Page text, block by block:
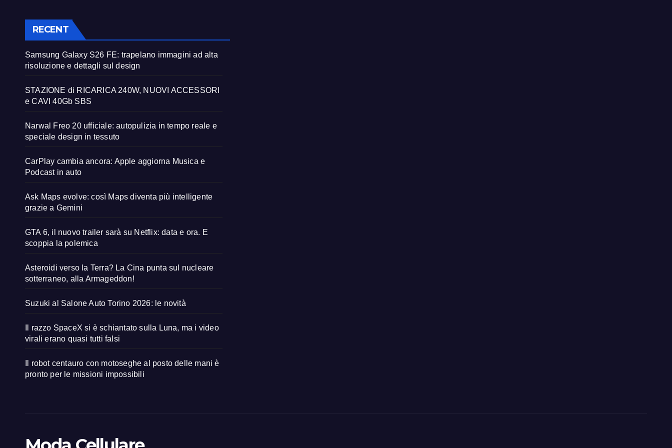
RECENT
Samsung Galaxy S26 FE: trapelano immagini ad alta
risoluzione e dettagli sul design
STAZIONE di RICARICA 240W, NUOVI ACCESSORI
e CAVI 40Gb SBS
Narwal Freo 20 ufficiale: autopulizia in tempo reale e
speciale design in tessuto
CarPlay cambia ancora: Apple aggiorna Musica e
Podcast in auto
Ask Maps evolve: così Maps diventa più intelligente
grazie a Gemini
GTA 6, il nuovo trailer sarà su Netflix: data e ora. E
scoppia la polemica
Asteroidi verso la Terra? La Cina punta sul nucleare
sotterraneo, alla Armageddon!
Suzuki al Salone Auto Torino 2026: le novità
Il razzo SpaceX si è schiantato sulla Luna, ma i video
virali erano quasi tutti falsi
Il robot centauro con motoseghe al posto delle mani è
pronto per le missioni impossibili